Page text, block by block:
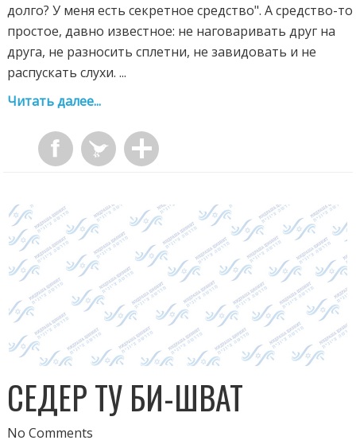
долго? У меня есть секретное средство". А средство-то
простое, давно известное: не наговаривать друг на
друга, не разносить сплетни, не завидовать и не
распускать слухи. ...
Читать далее...
СЕДЕР ТУ БИ-ШВАТ
No Comments